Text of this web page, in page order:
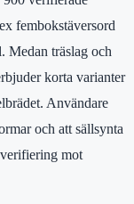
fembokstäversord
Medan träslag och
korta varianter
Användare
och att sällsynta
mot